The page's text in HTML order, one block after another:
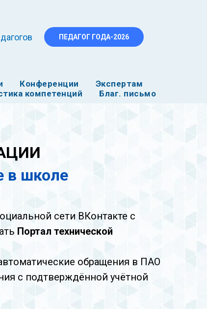
ПЕДАГОГ ГОДА-2026
Конференции
Экспертам
компетенций Благ. письмо
в школе
сети ВКонтакте с
Портал технической
обращения в ПАО
с подтверждённой учётной